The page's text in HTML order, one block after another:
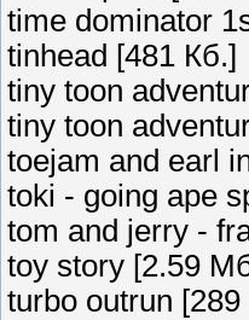
time dominator
tinhead [481 Кб.]
tiny toon
tiny toon
toejam and earl
toki - going ape
tom and jerry -
toy story [2.59
turbo outrun [289